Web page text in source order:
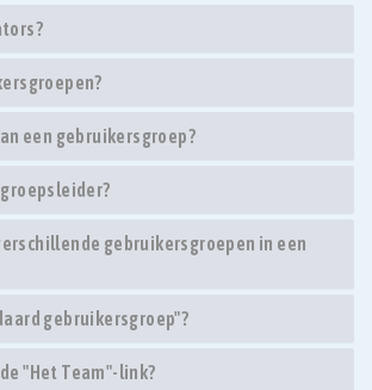
een gebruikersgroep?
gebruikersgroepen in een
gebruikersgroep"?
"Het Team"-link?